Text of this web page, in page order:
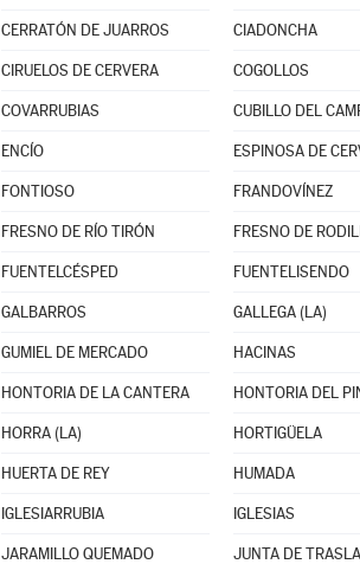
CERRATÓN DE JUARROS CIADONCHA
CIRUELOS DE CERVERA COGOLLOS
COVARRUBIAS CUBILLO DEL
ENCÍO ESPINOSA DE
FONTIOSO FRANDOVÍNEZ
FRESNO DE RÍO TIRÓN FRESNO DE
FUENTELCÉSPED FUENTELISENDO
GALBARROS GALLEGA (LA)
GUMIEL DE MERCADO HACINAS
HONTORIA DE LA CANTERA HONTORIA DEL
HORRA (LA) HORTIGÜELA
HUERTA DE REY HUMADA
IGLESIARRUBIA IGLESIAS
JARAMILLO QUEMADO JUNTA DE